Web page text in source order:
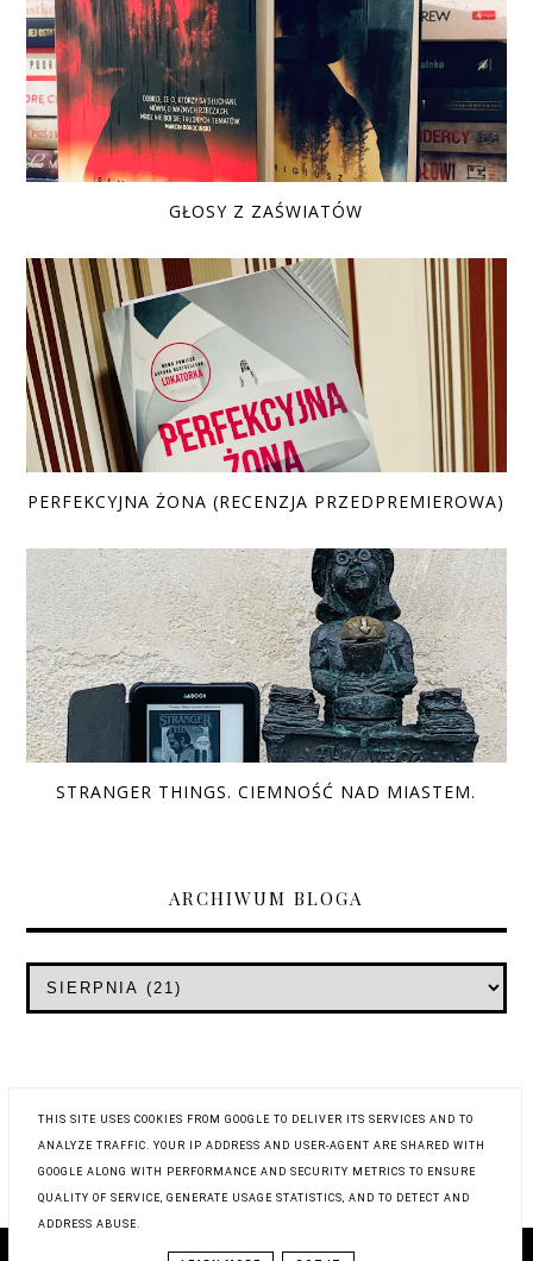
GŁOSY Z ZAŚWIATÓW
PERFEKCYJNA ŻONA (RECENZJA PRZEDPREMIEROWA)
STRANGER THINGS. CIEMNOŚĆ NAD MIASTEM.
ARCHIWUM BLOGA
THIS SITE USES COOKIES FROM GOOGLE TO DELIVER ITS SERVICES AND TO
ANALYZE TRAFFIC. YOUR IP ADDRESS AND USER-AGENT ARE SHARED WITH
GOOGLE ALONG WITH PERFORMANCE AND SECURITY METRICS TO ENSURE
QUALITY OF SERVICE, GENERATE USAGE STATISTICS, AND TO DETECT AND
ADDRESS ABUSE.